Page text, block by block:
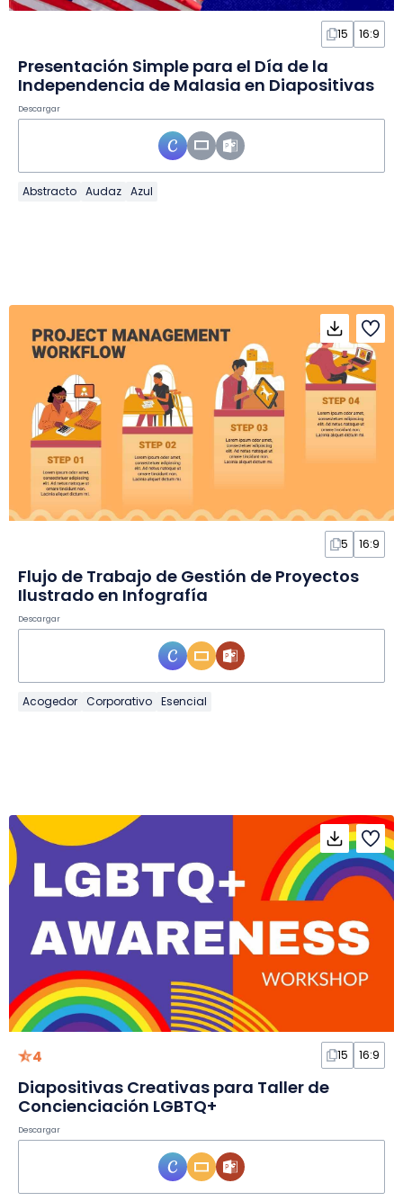
15 16:9
Presentación Simple para el Día de la
Independencia de Malasia en Diapositivas
Descargar
Abstracto Audaz Azul
5 16:9
Flujo de Trabajo de Gestión de Proyectos
Ilustrado en Infografía
Descargar
Acogedor Corporativo Esencial
4 15 16:9
Diapositivas Creativas para Taller de
Concienciación LGBTQ+
Descargar